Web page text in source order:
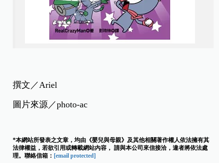
撰文／Ariel
圖片來源／photo-ac
*本網站所發表之文章，均由《嬰兒與母親》及其他相關著作權人依法擁有其
法律權益，若欲引用或轉載網站內容， 請與本公司來信接洽，違者將依法處
理。聯絡信箱： [email protected]